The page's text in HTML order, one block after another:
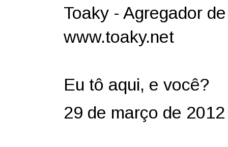
Toaky - Agregador
www.toaky.net
Eu tô aqui, e você?
29 de março de